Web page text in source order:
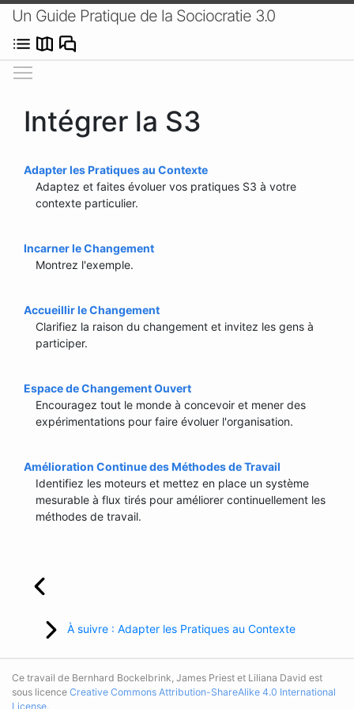
Un Guide Pratique de la Sociocratie 3.0
Intégrer la S3
Adapter les Pratiques au Contexte
Adaptez et faites évoluer vos pratiques S3 à votre
contexte particulier.
Incarner le Changement
Montrez l'exemple.
Accueillir le Changement
Clarifiez la raison du changement et invitez les gens à
participer.
Espace de Changement Ouvert
Encouragez tout le monde à concevoir et mener des
expérimentations pour faire évoluer l'organisation.
Amélioration Continue des Méthodes de Travail
Identifiez les moteurs et mettez en place un système
mesurable à flux tirés pour améliorer continuellement les
méthodes de travail.
À suivre : Adapter les Pratiques au Contexte
Ce travail de Bernhard Bockelbrink, James Priest et Liliana David est
sous licence Creative Commons Attribution-ShareAlike 4.0 International
License.